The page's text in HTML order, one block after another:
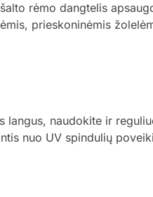
rėmo dangtelis
prieskoninėmis
naudokite ir
nuo UV spindulių